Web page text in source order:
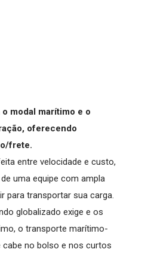
modal marítimo e o
oferecendo
frete.
entre velocidade e custo,
uma equipe com ampla
para transportar sua carga.
globalizado exige e os
o transporte marítimo-
no bolso e nos curtos